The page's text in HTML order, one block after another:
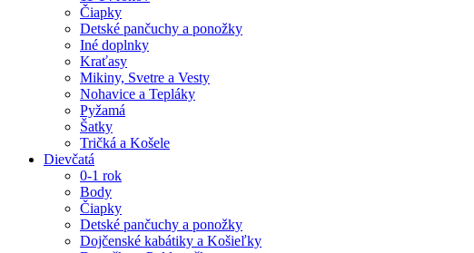
Čiapky
Detské pančuchy a ponožky
Iné doplnky
Kraťasy
Mikiny, Svetre a Vesty
Nohavice a Tepláky
Pyžamá
Šatky
Tričká a Košele
Dievčatá
0-1 rok
Body
Čiapky
Detské pančuchy a ponožky
Dojčenské kabátiky a Košieľky